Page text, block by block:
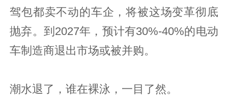
驾包都卖不动的车企，将被这场变革彻底
抛弃。到2027年，预计有30%-40%的电动
车制造商退出市场或被并购。
潮水退了，谁在裸泳，一目了然。